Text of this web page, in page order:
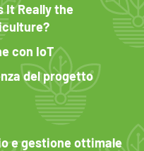
It Really the
con IoT
del progetto
e gestione ottimale